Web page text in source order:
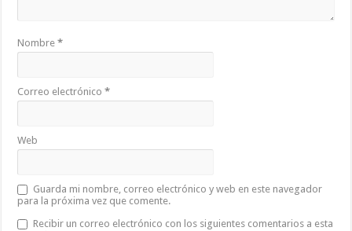
Nombre*
Correo electrónico*
Web
Guarda mi nombre, correo electrónico y web en este navegador
para la próxima vez que comente.
Recibir un correo electrónico con los siguientes comentarios a esta